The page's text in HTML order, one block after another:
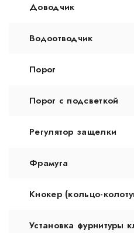
Доводчик
Водоотводчик
Порог
Порог с подсветкой
Регулятор защелки
Фрамуга
Кнокер (кольцо-
Установка фурнитуры